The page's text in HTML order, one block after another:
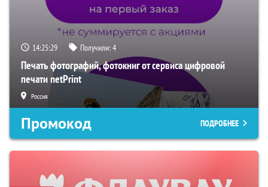
14:25:28 Получили:4
Печать фотографий, фотокниг от сервиса цифровой
печати netPrint
Россия
Промокод ПОДРОБНЕЕ